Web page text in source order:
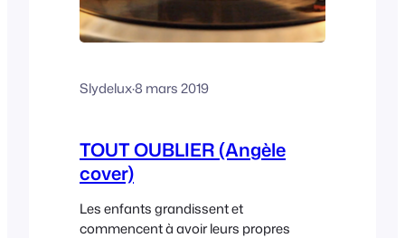
Slydelux·8 mars 2019
TOUT OUBLIER (Angèle
cover)
Les enfants grandissent et
commencent à avoir leurs propres